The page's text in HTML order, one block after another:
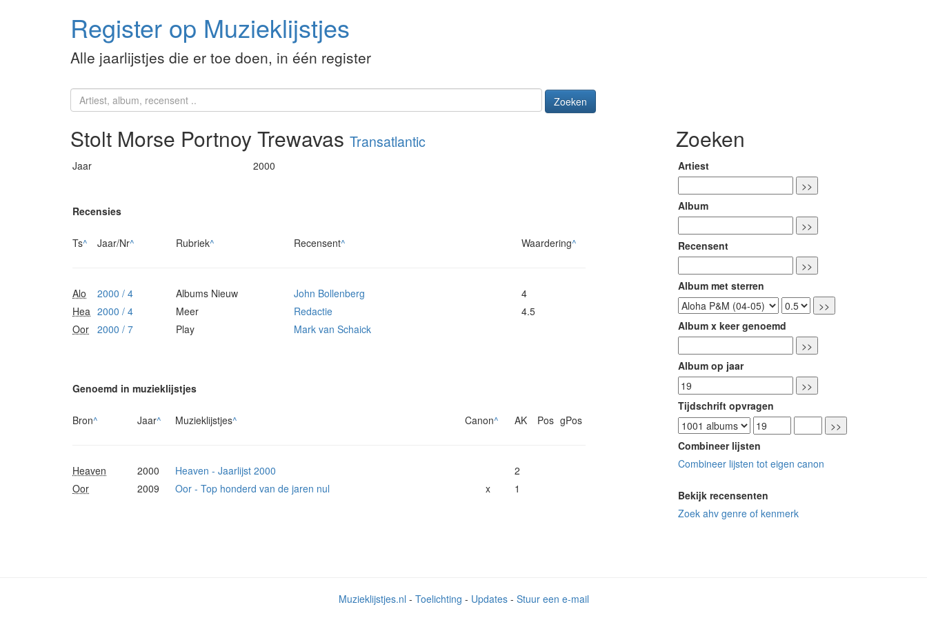
Register op Muzieklijstjes
Alle jaarlijstjes die er toe doen, in één register
Zoeken
Stolt Morse Portnoy Trewavas Transatlantic
Jaar 2000
Recensies
Ts^ Jaar/Nr^ Rubriek^ Recensent^ Waardering^
Alo 2000 / 4 Albums Nieuw John Bollenberg
4
Hea 2000 / 4 Meer Redactie
4.5
Oor 2000 / 7 Play Mark van Schaick
Genoemd in muzieklijstjes
Bron^ Jaar^ Muzieklijstjes^ Canon^ AK Pos gPos
Heaven 2000 Heaven - Jaarlijst 2000
2
Oor
2009 Oor - Top honderd van de jaren nul x 1
Zoeken
Artiest
Album
Recensent
Album met sterren
Album x keer genoemd
Album op jaar
Tijdschrift opvragen
Combineer lijsten
Combineer lijsten tot eigen canon
Bekijk recensenten
Zoek ahv genre of kenmerk
Muzieklijstjes.nl - Toelichting - Updates- Stuur een e-mail